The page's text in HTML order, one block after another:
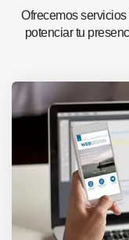
Ofrecemos
potenciar tu